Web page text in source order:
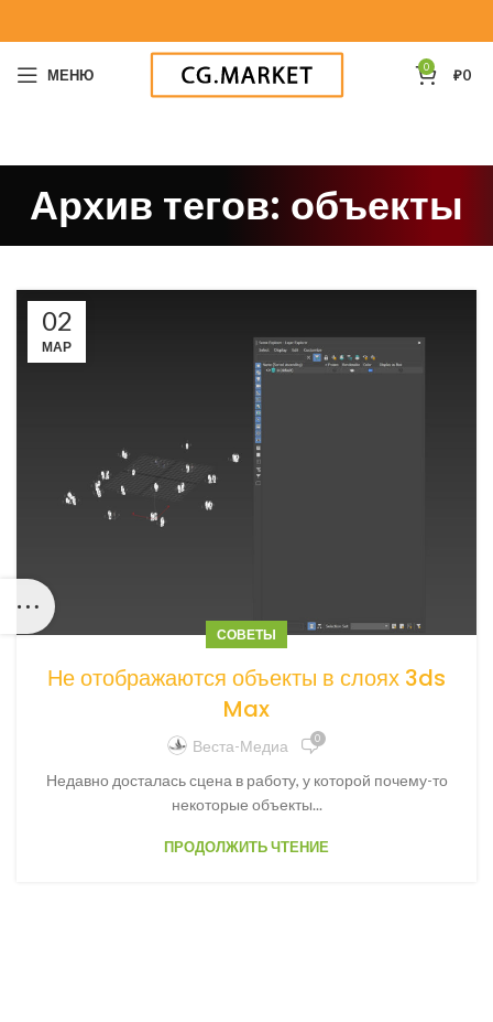
МЕНЮ 0 ₽0
Архив тегов: объекты
02
МАР
СОВЕТЫ
Не отображаются объекты в слоях 3ds
Max
Веста-Медиа 0
Недавно досталась сцена в работу, у которой почему-то
некоторые объекты...
ПРОДОЛЖИТЬ ЧТЕНИЕ